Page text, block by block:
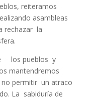
reiteramos
asambleas
rechazar la
los pueblos y
mantendremos
permitir un atraco
La sabiduría de